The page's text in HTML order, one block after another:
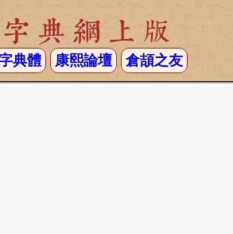
典網上版
典體 康熙論壇 倉頡之友